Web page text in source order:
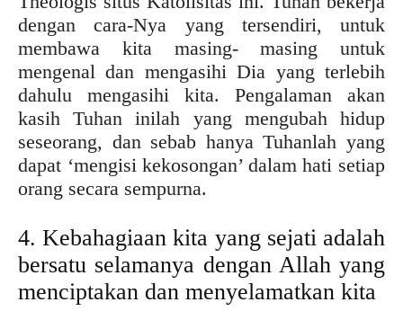
dengan cara-Nya yang tersendiri, untuk
membawa kita masing- masing untuk
mengenal dan mengasihi Dia yang terlebih
dahulu mengasihi kita. Pengalaman akan
kasih Tuhan inilah yang mengubah hidup
seseorang, dan sebab hanya Tuhanlah yang
dapat ‘mengisi kekosongan’ dalam hati setiap
orang secara sempurna.
4. Kebahagiaan kita yang sejati adalah
bersatu selamanya dengan Allah yang
menciptakan dan menyelamatkan kita